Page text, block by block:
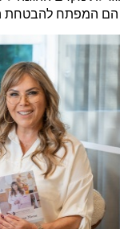
המפתח להבטחת